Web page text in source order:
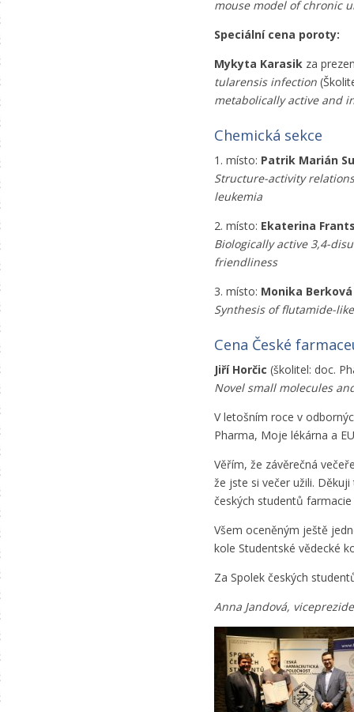
mouse model of chronic
Speciální cena poroty:
Mykyta Karasik za
tularensis infection
metabolically active and
Chemická sekce
1. místo: Patrik Marián
Structure-activity
leukemia
2. místo: Ekaterina
Biologically active 3,4-
friendliness
3. místo: Monika Berková
Synthesis of flutamide-
Cena České
Jiří Horčic (školitel: doc.
Novel small molecules
V letošním roce v
Pharma, Moje lékárna a
Věřím, že závěrečná
že jste si večer užili.
českých studentů
Všem oceněným ještě
kole Studentské vědecké
Za Spolek českých
Anna Jandová,